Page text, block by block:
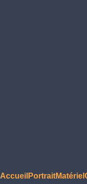
Accueil PortraitMatériel